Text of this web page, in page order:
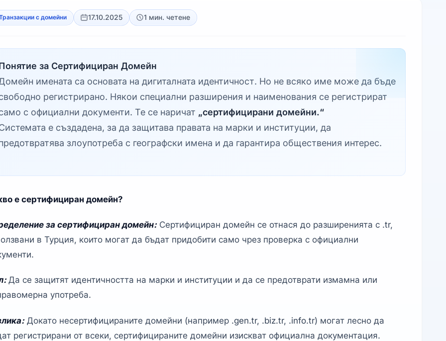
с домейни 17.10.2025 1 мин. четене
за Сертифициран Домейн
имената са основата на дигиталната идентичност. Но не всяко име може да бъде
регистрирано. Някои специални разширения и наименования се регистрират
с официални документи. Те се наричат „сертифицирани домейни.“
е създадена, за да защитава правата на марки и институции, да
злоупотреба с географски имена и да гарантира обществения интерес.
е сертифициран домейн?
за сертифициран домейн:Сертифициран домейн се отнася до разширенията с .tr,
в Турция, които могат да бъдат придобити само чрез проверка с официални
Да се защитят идентичността на марки и институции и да се предотврати измамна или
употреба.
Докато несертифицираните домейни (например .gen.tr, .biz.tr, .info.tr) могат лесно да
регистрирани от всеки, сертифицираните домейни изискват официална документация.